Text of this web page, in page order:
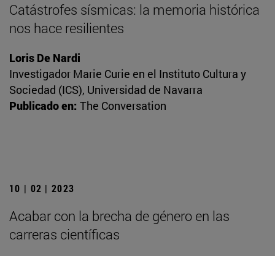
Catástrofes sísmicas: la memoria histórica
nos hace resilientes
Loris De Nardi
Investigador Marie Curie en el Instituto Cultura y
Sociedad (ICS), Universidad de Navarra
Publicado en: The Conversation
10 | 02 | 2023
Acabar con la brecha de género en las
carreras científicas